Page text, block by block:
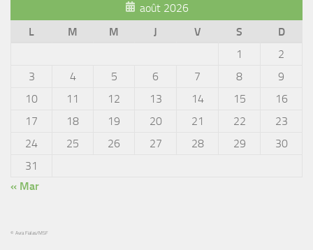
août 2026
L
M M J V S
D
1
2
3
4 5 6 7 8
9
10
11 12 13 14 15
16
17
18 19 20 21 22
23
24
25 26 27 28 29
30
31
« Mar
© Avra Fialas/MSF